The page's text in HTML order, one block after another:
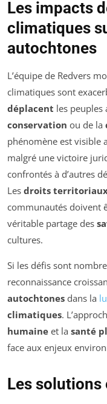
Les impacts
climatiques
autochtones
L’équipe de Redvers
climatiques sont
déplacent les peuples
conservation ou de la
phénomène est visible
malgré une victoire
confrontés à d’autres
Les droits
communautés doivent
véritable partage des
cultures.
Si les défis sont
reconnaissance
autochtones dans la
climatiques.
humaine et la santé
face aux enjeux
Les solutions